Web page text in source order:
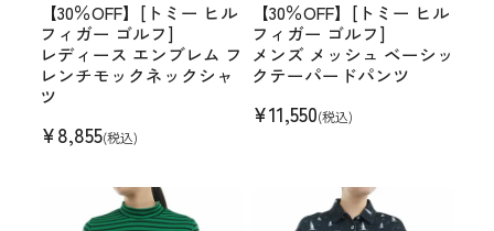
【30％OFF】[トミー ヒル
フィガー ゴルフ]
レディース エンブレム フ
レンチモックネックシャ
ツ
¥8,855(税込)
【30％OFF】[トミー ヒル
フィガー ゴルフ]
メンズ メッシュ ベーシッ
クテーパードパンツ
¥11,550(税込)